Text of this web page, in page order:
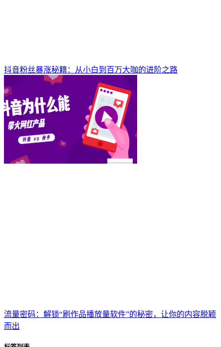
抖音粉丝暴涨秘籍：从小白到百万大咖的进阶之路
流量密码：解锁“刷作品播放量软件”的秘密，让你的内容脱颖
而出